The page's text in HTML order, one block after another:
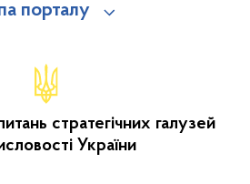
порталу
стратегічних галузей
України